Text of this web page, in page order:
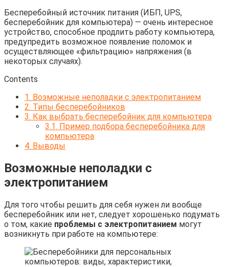
Бесперебойный источник питания (ИБП, UPS,
бесперебойник для компьютера) — очень интересное
устройство, способное продлить работу компьютера,
предупредить возможное появление поломок и
осуществляющее «фильтрацию» напряжения (в
некоторых случаях).
Contents
1. Возможные неполадки с электропитанием
2. Типы бесперебойников
3. Как выбрать бесперебойник для компьютера
3.1. Пример подбора бесперебойника для
компьютера
4. Выводы
Возможные неполадки с
электропитанием
Для того чтобы решить для себя нужен ли вообще
бесперебойник или нет, следует хорошенько подумать
о том, какие проблемы с электропитанием могут
возникнуть при работе на компьютере: